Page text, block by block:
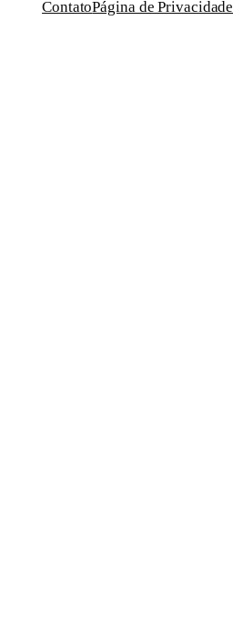
ContatoPágina de Privacidade